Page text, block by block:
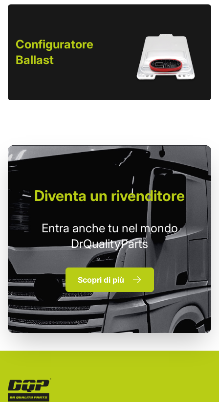
Configuratore
Ballast
Diventa un rivenditore
Entra anche tu nel mondo
DrQualityParts
Scopri di più